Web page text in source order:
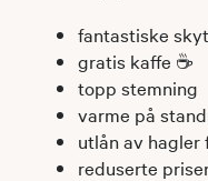
fantastiske
gratis kaffe ☕
topp stemning
varme på
utlån av hagler
reduserte